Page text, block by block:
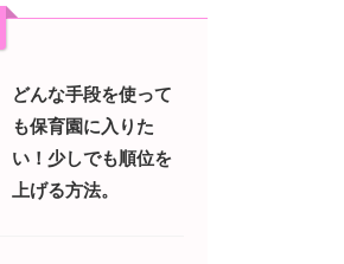
どんな手段を使って
も保育園に入りた
い！少しでも順位を
上げる方法。